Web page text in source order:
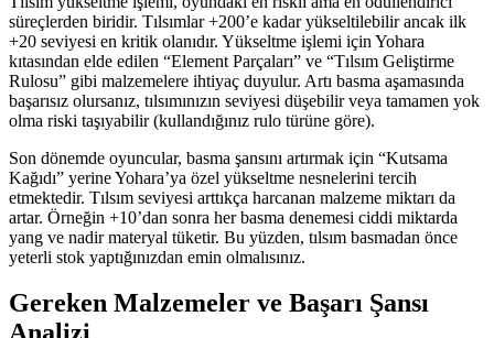
süreçlerden biridir. Tılsımlar +200’e kadar yükseltilebilir ancak ilk
+20 seviyesi en kritik olanıdır. Yükseltme işlemi için Yohara
kıtasından elde edilen “Element Parçaları” ve “Tılsım Geliştirme
Rulosu” gibi malzemelere ihtiyaç duyulur. Artı basma aşamasında
başarısız olursanız, tılsımınızın seviyesi düşebilir veya tamamen yok
olma riski taşıyabilir (kullandığınız rulo türüne göre).
Son dönemde oyuncular, basma şansını artırmak için “Kutsama
Kağıdı” yerine Yohara’ya özel yükseltme nesnelerini tercih
etmektedir. Tılsım seviyesi arttıkça harcanan malzeme miktarı da
artar. Örneğin +10’dan sonra her basma denemesi ciddi miktarda
yang ve nadir materyal tüketir. Bu yüzden, tılsım basmadan önce
yeterli stok yaptığınızdan emin olmalısınız.
Gereken Malzemeler ve Başarı Şansı